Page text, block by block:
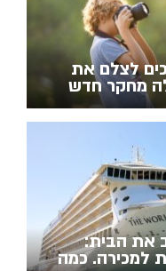
לצלם את
מחקר חדש
את הבית:
למכירה. כמה